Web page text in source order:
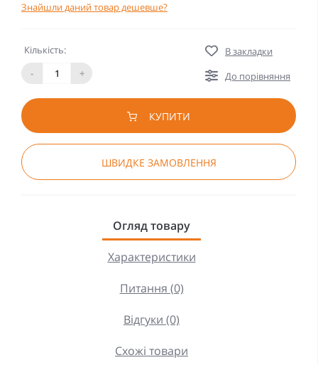
Знайшли даний товар дешевше?
Кількість:
-
+
В закладки
До порівняння
КУПИТИ
ШВИДКЕ ЗАМОВЛЕННЯ
Огляд товару
Характеристики
Питання (0)
Відгуки (0)
Схожі товари